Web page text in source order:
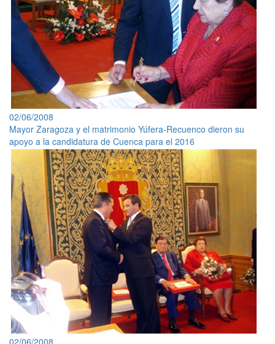
02/06/2008
Mayor Zaragoza y el matrimonio Yúfera-Recuenco dieron su
apoyo a la candidatura de Cuenca para el 2016
02/06/2008